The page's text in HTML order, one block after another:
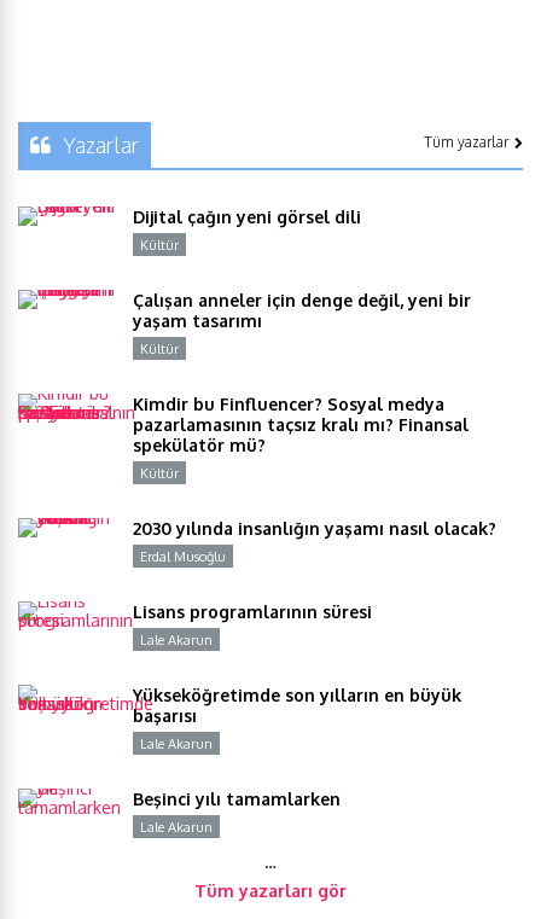
Yazarlar Tüm yazarlar
Dijital çağın yeni görsel dili
Kültür
Çalışan anneler için denge değil, yeni bir
yaşam tasarımı
Kültür
Kimdir bu Finfluencer? Sosyal medya
pazarlamasının taçsız kralı mı? Finansal
spekülatör mü?
Kültür
2030 yılında insanlığın yaşamı nasıl olacak?
Erdal Musoğlu
Lisans programlarının süresi
Lale Akarun
Yükseköğretimde son yılların en büyük
başarısı
Lale Akarun
Beşinci yılı tamamlarken
Lale Akarun
…
Tüm yazarları gör